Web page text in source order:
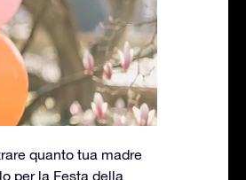
quanto tua madre
per la Festa della